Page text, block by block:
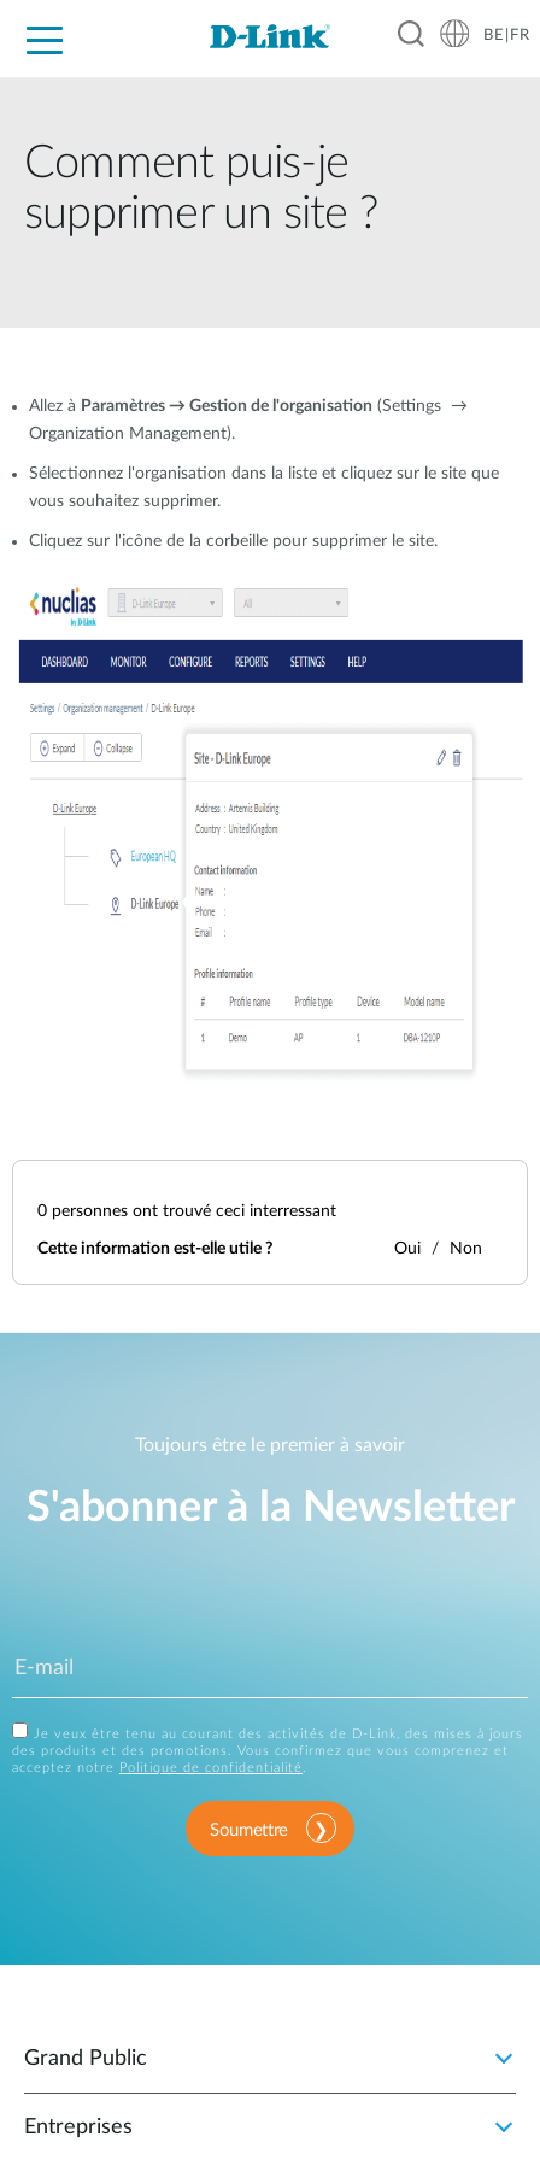
BE|FR
Comment puis-je
supprimer un site ?
Allez à Paramètres → Gestion de l'organisation (Settings →
Organization Management).
Sélectionnez l'organisation dans la liste et cliquez sur le site que
vous souhaitez supprimer.
Cliquez sur l'icône de la corbeille pour supprimer le site.
0 personnes ont trouvé ceci interressant
Cette information est-elle utile ? Oui Non
Toujours être le premier à savoir
S'abonner à la Newsletter
Je veux être tenu au courant des activités de D-Link, des mises à jours
des produits et des promotions. Vous confirmez que vous comprenez et
acceptez notre
Politique de confidentialité.
Soumettre
Grand Public
Entreprises